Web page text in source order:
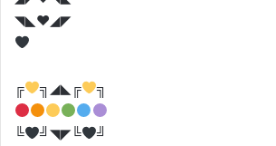
◥◣♥️◢◤
╔ ╗◢◣╔ ╗
╚ ╝◥◤╚
╝